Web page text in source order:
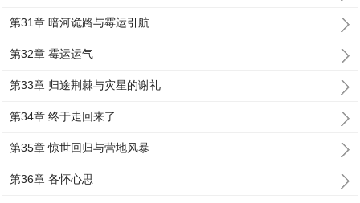
第31章 暗河诡路与霉运引航
第32章 霉运运气
第33章 归途荆棘与灾星的谢礼
第34章 终于走回来了
第35章 惊世回归与营地风暴
第36章 各怀心思